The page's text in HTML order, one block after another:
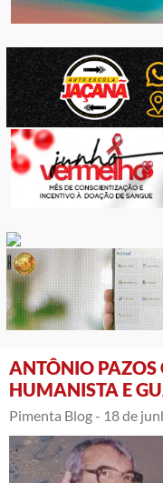
ANTÔNIO PAZOS
HUMANISTA E
Pimenta Blog - 18 de